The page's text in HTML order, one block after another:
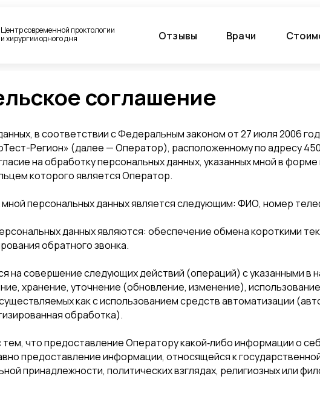
Центр современной проктологии
и хирургии одного дня
Отзывы Врачи
соглашение
в соответствии с Федеральным законом от 27 июля 2006
Регион» (далее — Оператор), расположенному по адресу
на обработку персональных данных, указанных мной в
которого является Оператор.
персональных данных является следующим: ФИО, номер
данных являются: обеспечение обмена короткими
обратного звонка.
на совершение следующих действий (операций) с указанными в
хранение, уточнение (обновление, изменение),
как с использованием средств автоматизации
обработка).
что предоставление Оператору какой‑либо информации о
предоставление информации, относящейся к
принадлежности, политических взглядах, религиозных или